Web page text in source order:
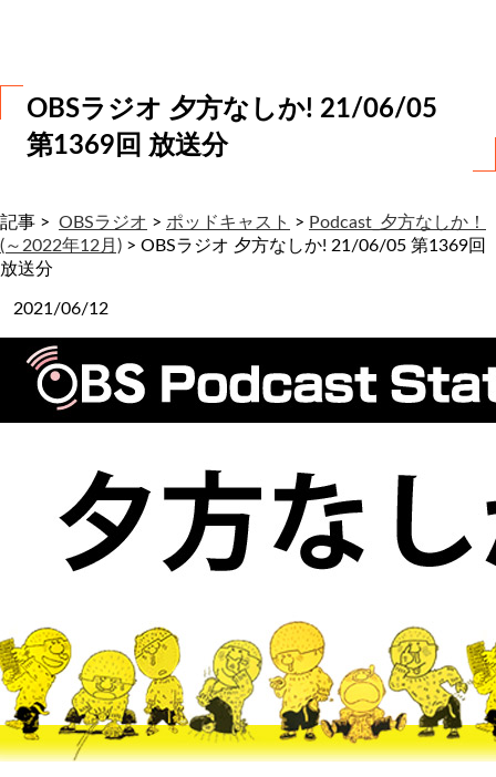
OBSラジオ 夕方なしか! 21/06/05
第1369回 放送分
記事 > OBSラジオ > ポッドキャスト > Podcast_夕方なしか！
(～2022年12月) > OBSラジオ 夕方なしか! 21/06/05 第1369回
放送分
2021/06/12